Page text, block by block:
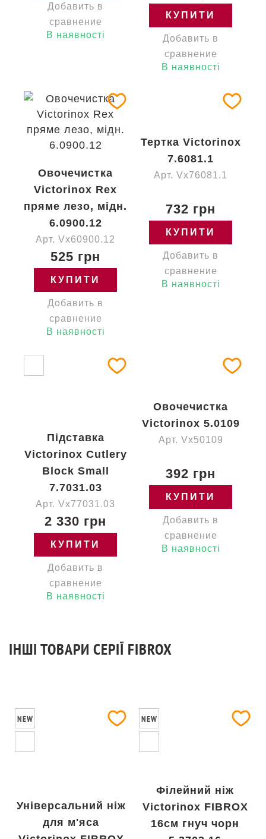
Добавить в
сравнение
В наявності
КУПИТИ
Добавить в
сравнение
В наявності
Овочечистка
Victorinox Rex
пряме лезо, мідн.
6.0900.12
Арт. Vx60900.12
525 грн
КУПИТИ
Добавить в
сравнение
В наявності
Тертка Victorinox
7.6081.1
Арт. Vx76081.1
732 грн
КУПИТИ
Добавить в
сравнение
В наявності
Підставка
Victorinox Cutlery
Block Small
7.7031.03
Арт. Vx77031.03
2 330 грн
КУПИТИ
Добавить в
сравнение
В наявності
Овочечистка
Victorinox 5.0109
Арт. Vx50109
392 грн
КУПИТИ
Добавить в
сравнение
В наявності
ІНШІ ТОВАРИ СЕРІЇ FIBROX
NEW
Універсальний ніж
для м'яса
NEW
Філейний ніж
Victorinox FIBROX
16см гнуч чорн